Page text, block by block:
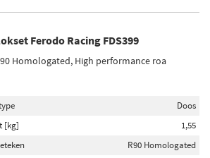
Ferodo Racing FDS399
Homologated, High performance roa
Doos
[kg]
1,55
R90 Homologated